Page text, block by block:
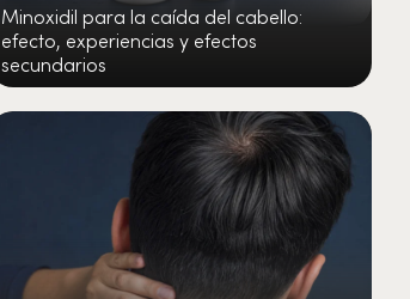
Minoxidil para la caída del cabello:
efecto, experiencias y efectos
secundarios